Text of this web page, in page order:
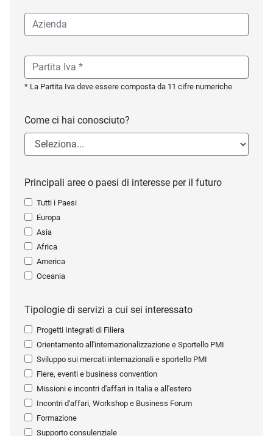
* La Partita Iva deve essere composta da 11 cifre numeriche
Come ci hai conosciuto?
Principali aree o paesi di interesse per il futuro
Tutti i Paesi
Europa
Asia
Africa
America
Oceania
Tipologie di servizi a cui sei interessato
Progetti Integrati di Filiera
Orientamento all'internazionalizzazione e Sportello PMI
Sviluppo sui mercati internazionali e sportello PMI
Fiere, eventi e business convention
Missioni e incontri d'affari in Italia e all'estero
Incontri d'affari, Workshop e Business Forum
Formazione
Supporto consulenziale